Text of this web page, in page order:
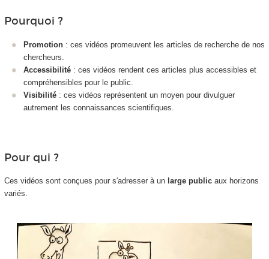
Pourquoi ?
Promotion : ces vidéos promeuvent les articles de recherche de nos
chercheurs.
Accessibilité : ces vidéos rendent ces articles plus accessibles et
compréhensibles pour le public.
Visibilité : ces vidéos représentent un moyen pour divulguer
autrement les connaissances scientifiques.
Pour qui ?
Ces vidéos sont conçues pour s'adresser à un large publicaux horizons
variés.